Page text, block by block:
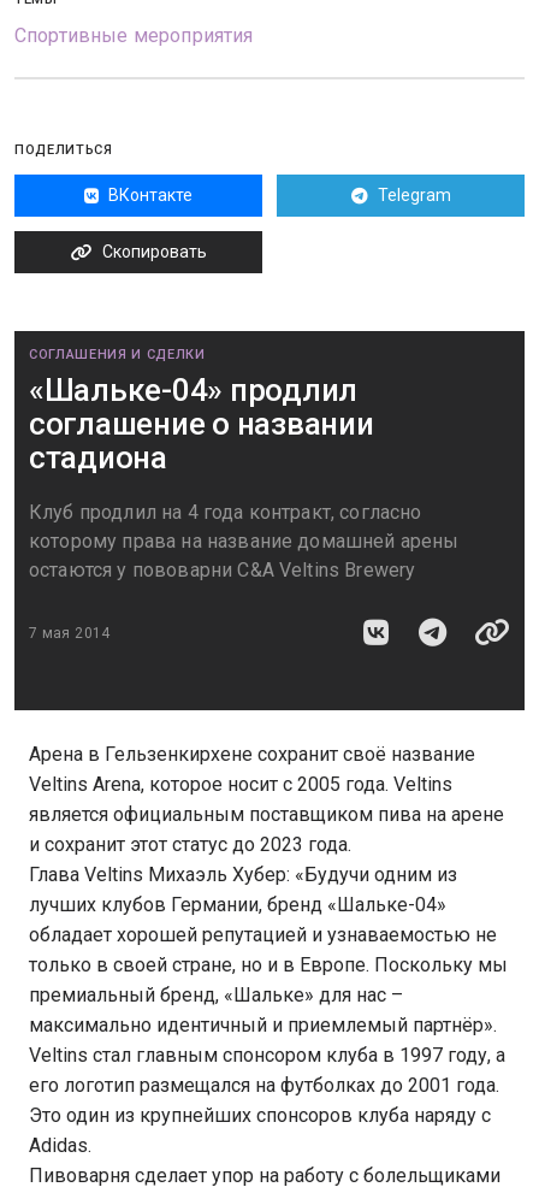
Спортивные мероприятия
ПОДЕЛИТЬСЯ
ВКонтакте Telegram
Скопировать
СОГЛАШЕНИЯ И СДЕЛКИ
«Шальке-04» продлил
соглашение о названии
стадиона
Клуб продлил на 4 года контракт, согласно
которому права на название домашней арены
остаются у пововарни C&A Veltins Brewery
7 мая 2014
Арена в Гельзенкирхене сохранит своё название
Veltins Arena, которое носит с 2005 года. Veltins
является официальным поставщиком пива на арене
и сохранит этот статус до 2023 года.
Глава Veltins Михаэль Хубер: «Будучи одним из
лучших клубов Германии, бренд «Шальке-04»
обладает хорошей репутацией и узнаваемостью не
только в своей стране, но и в Европе. Поскольку мы
премиальный бренд, «Шальке» для нас –
максимально идентичный и приемлемый партнёр».
Veltins стал главным спонсором клуба в 1997 году, а
его логотип размещался на футболках до 2001 года.
Это один из крупнейших спонсоров клуба наряду с
Adidas.
Пивоварня сделает упор на работу с болельщиками